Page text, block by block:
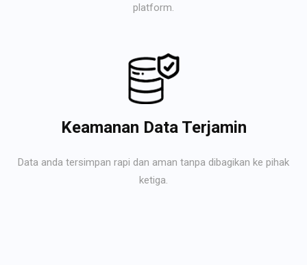
platform.
Keamanan Data Terjamin
Data anda tersimpan rapi dan aman tanpa dibagikan ke pihak
ketiga.